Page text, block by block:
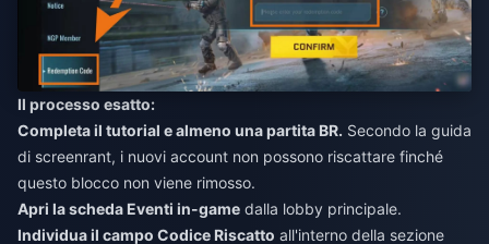
Il processo esatto:
Completa il tutorial e almeno una partita BR. Secondo la guida
di screenrant, i nuovi account non possono riscattare finché
questo blocco non viene rimosso.
Apri la scheda Eventi in-game dalla lobby principale.
Individua il campo Codice Riscatto all'interno della sezione